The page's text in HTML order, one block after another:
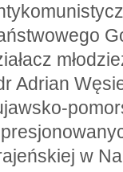
Adrian
w